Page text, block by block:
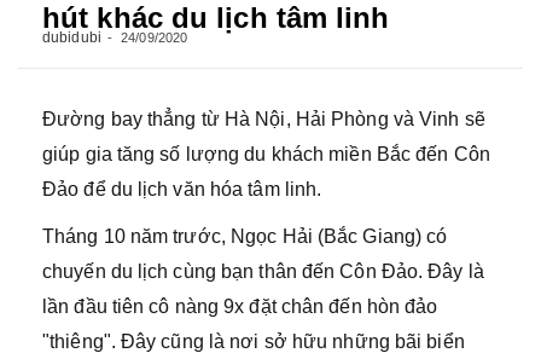
hút khác du lịch tâm linh
dubidubi 24/09/2020
Đường bay thẳng từ Hà Nội, Hải Phòng và Vinh sẽ
giúp gia tăng số lượng du khách miền Bắc đến Côn
Đảo để du lịch văn hóa tâm linh.
Tháng 10 năm trước, Ngọc Hải (Bắc Giang) có
chuyến du lịch cùng bạn thân đến Côn Đảo. Đây là
lần đầu tiên cô nàng 9x đặt chân đến hòn đảo
"thiêng". Đây cũng là nơi sở hữu những bãi biển